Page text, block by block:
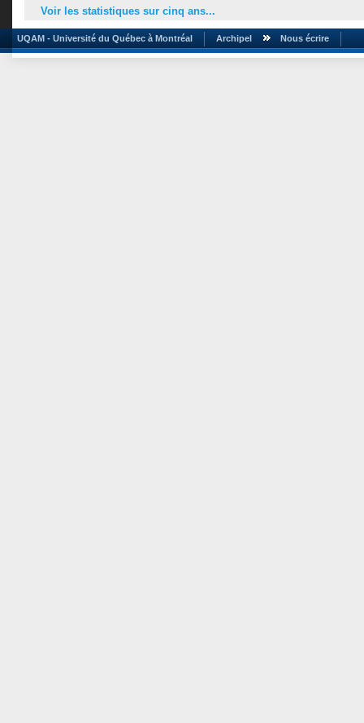
Voir les statistiques sur cinq ans...
UQAM - Université du Québec à Montréal Archipel Nous écrire